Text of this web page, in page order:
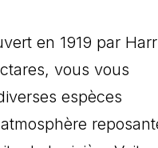
en 1919 par
vous vous
espèces